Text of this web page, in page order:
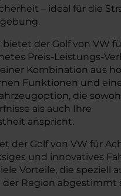
– ideal für die
bietet der Golf von VW
Preis-Leistungs-
Kombination aus
Funktionen und
die
als auch Ihre
anspricht.
der Golf von VW für
und innovatives
Vorteile, die speziell
Region abgestimmt